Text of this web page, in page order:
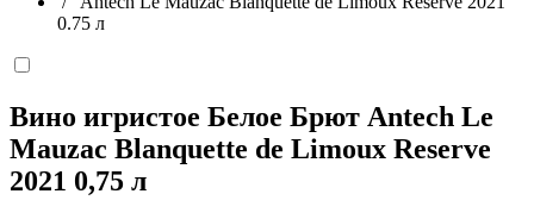
0.75 л
Вино игристое Белое Брют Antech Le
Mauzac Blanquette de Limoux Reserve
2021 0,75 л